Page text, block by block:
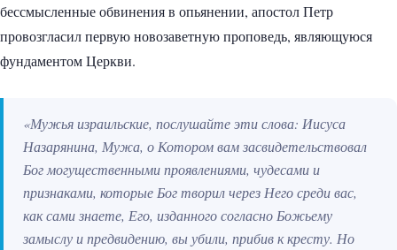
бессмысленные обвинения в опьянении, апостол Петр
провозгласил первую новозаветную проповедь, являющуюся
фундаментом Церкви.
«Мужья израильские, послушайте эти слова: Иисуса
Назарянина, Мужа, о Котором вам засвидетельствовал
Бог могущественными проявлениями, чудесами и
признаками, которые Бог творил через Него среди вас,
как сами знаете, Его, изданного согласно Божьему
замыслу и предвидению, вы убили, прибив к кресту. Но